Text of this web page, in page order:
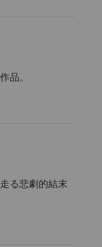
品。
る悲劇的結末